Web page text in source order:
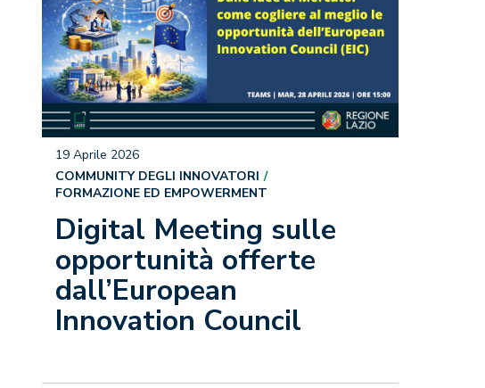
Digital Meeting sulle
opportunità offerte
dall’European
Innovation Council
19 Aprile 2026
COMMUNITY DEGLI INNOVATORI
FORMAZIONE ED EMPOWERMENT